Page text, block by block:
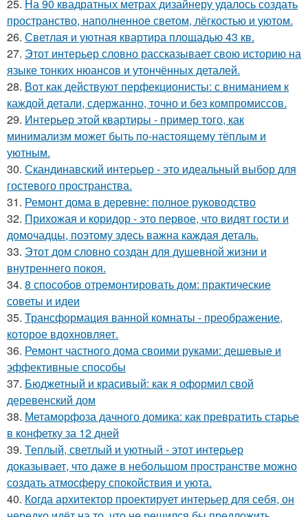
25. На 90 квадратных метрах дизайнеру удалось создать
пространство, наполненное светом, лёгкостью и уютом.
26. Светлая и уютная квартира площадью 43 кв.
27. Этот интерьер словно рассказывает свою историю на
языке тонких нюансов и утончённых деталей.
28. Вот как действуют перфекционисты: с вниманием к
каждой детали, сдержанно, точно и без компромиссов.
29. Интерьер этой квартиры - пример того, как
минимализм может быть по-настоящему тёплым и
уютным.
30. Скандинавский интерьер - это идеальный выбор для
гостевого пространства.
31. Ремонт дома в деревне: полное руководство
32. Прихожая и коридор - это первое, что видят гости и
домочадцы, поэтому здесь важна каждая деталь.
33. Этот дом словно создан для душевной жизни и
внутреннего покоя.
34. 8 способов отремонтировать дом: практические
советы и идеи
35. Трансформация ванной комнаты - преображение,
которое вдохновляет.
36. Ремонт частного дома своими руками: дешевые и
эффективные способы
37. Бюджетный и красивый: как я оформил свой
деревенский дом
38. Метаморфоза дачного домика: как превратить старье
в конфетку за 12 дней
39. Теплый, светлый и уютный - этот интерьер
доказывает, что даже в небольшом пространстве можно
создать атмосферу спокойствия и уюта.
40. Когда архитектор проектирует интерьер для себя, он